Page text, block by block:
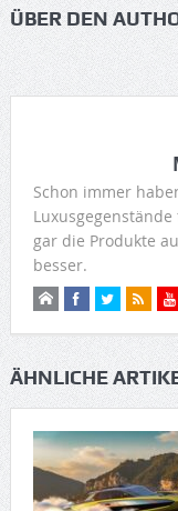
ÜBER DEN
Schon immer
gar die Produkte
besser.
ÄHNLICHE